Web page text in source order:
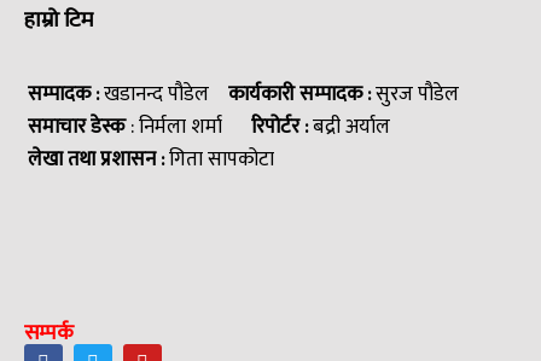
हाम्रो टिम
सम्पादक :खडानन्द पौडेल कार्यकारी सम्पादक :सुरज पौडेल
समाचार डेस्क: निर्मला शर्मा रिपोर्टर :बद्री अर्याल
लेखा तथा प्रशासन :गिता सापकोटा
सम्पर्क